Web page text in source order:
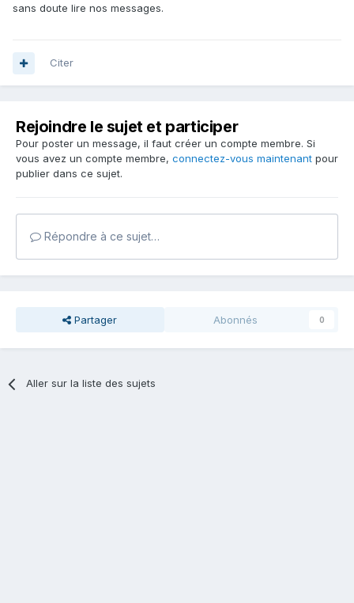
sans doute lire nos messages.
Citer
Rejoindre le sujet et participer
Pour poster un message, il faut créer un compte membre. Si
vous avez un compte membre, connectez-vous maintenant pour
publier dans ce sujet.
Répondre à ce sujet…
Partager Abonnés 0
Aller sur la liste des sujets